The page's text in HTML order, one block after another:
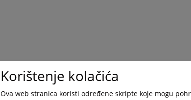
Korištenje kolačića
Ova web stranica koristi određene skripte koje mogu